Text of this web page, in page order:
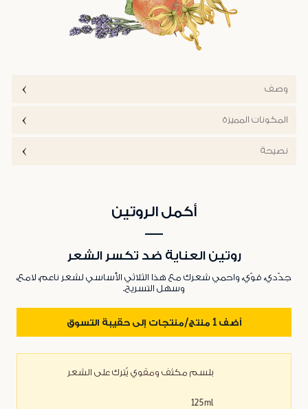
وصف
المكونات المميزة
نصيحة
أكمل الروتين
بلسم مكثف ومقوي يُترك على الشعر
125ml
روتين العناية ضد تكسر الشعر
جدّدي، قوّي، واحمي شعرك مع هذا الثلاثي الأساسي لشعر ناعم، لامع،
وسهل التسريح.
أضف 1 منتج/منتجات إلى حقيبة التسوق